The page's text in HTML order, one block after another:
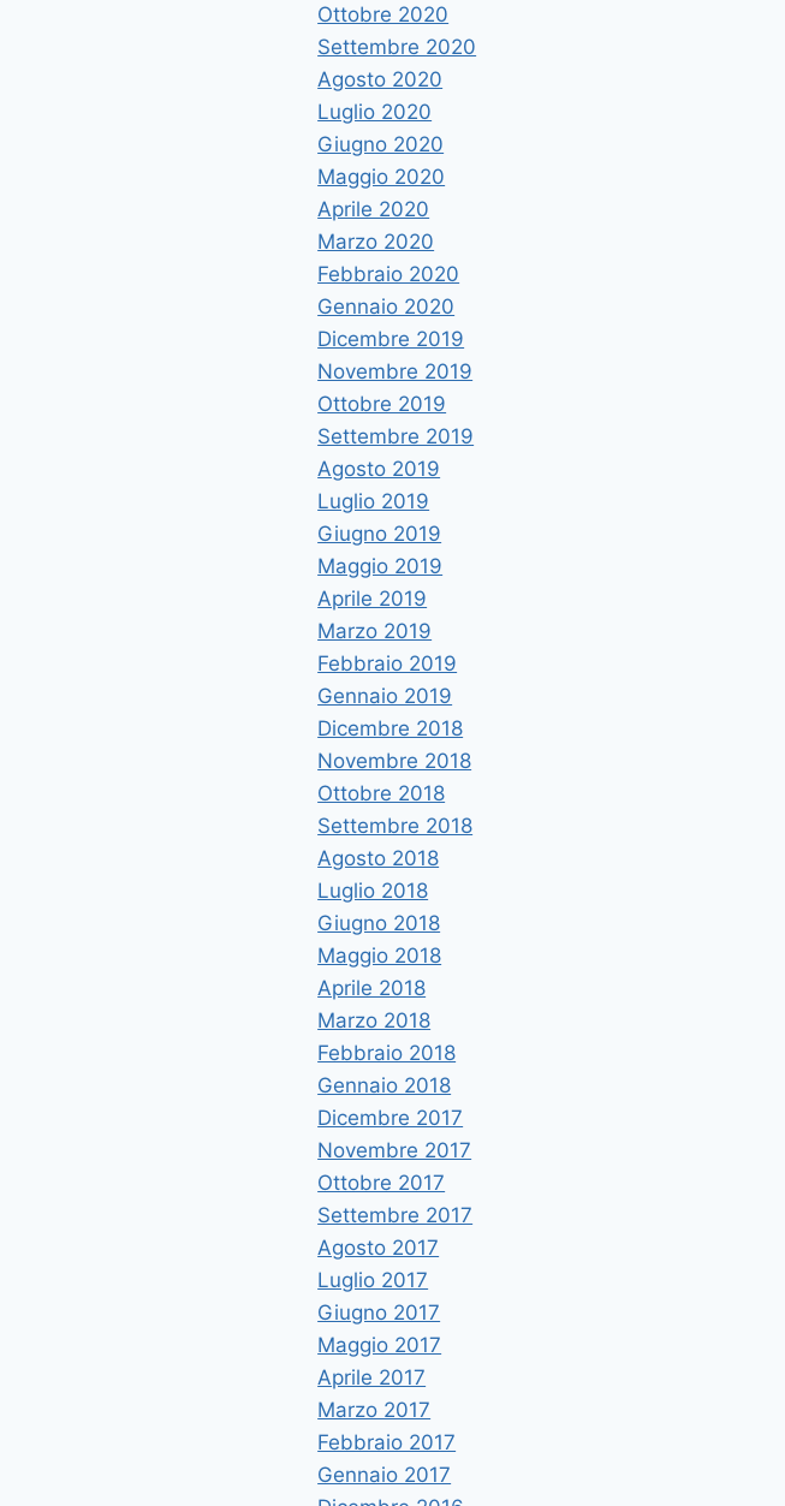
Ottobre 2020
Settembre 2020
Agosto 2020
Luglio 2020
Giugno 2020
Maggio 2020
Aprile 2020
Marzo 2020
Febbraio 2020
Gennaio 2020
Dicembre 2019
Novembre 2019
Ottobre 2019
Settembre 2019
Agosto 2019
Luglio 2019
Giugno 2019
Maggio 2019
Aprile 2019
Marzo 2019
Febbraio 2019
Gennaio 2019
Dicembre 2018
Novembre 2018
Ottobre 2018
Settembre 2018
Agosto 2018
Luglio 2018
Giugno 2018
Maggio 2018
Aprile 2018
Marzo 2018
Febbraio 2018
Gennaio 2018
Dicembre 2017
Novembre 2017
Ottobre 2017
Settembre 2017
Agosto 2017
Luglio 2017
Giugno 2017
Maggio 2017
Aprile 2017
Marzo 2017
Febbraio 2017
Gennaio 2017